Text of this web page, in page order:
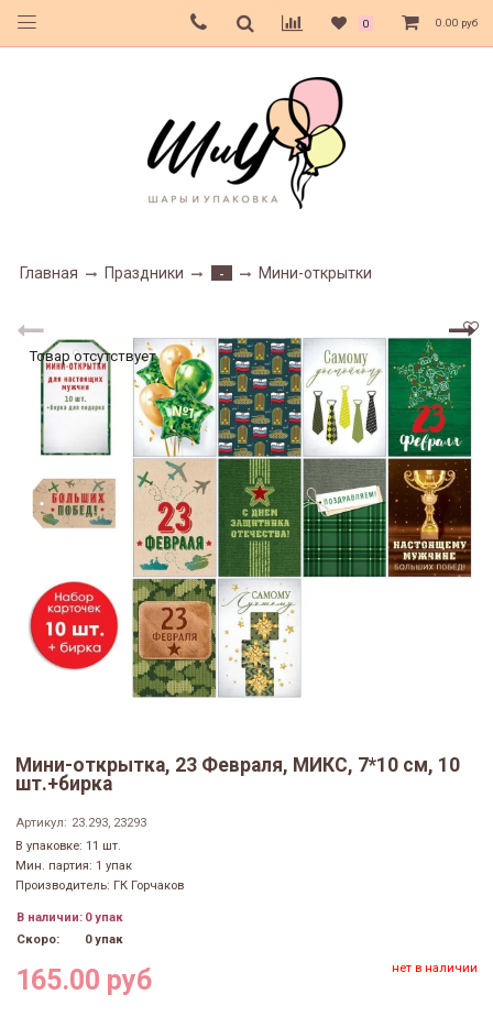
0 0.00 руб
Главная Праздники - Мини-открытки
Товар отсутствует
Мини-открытка, 23 Февраля, МИКС, 7*10 см, 10
шт.+бирка
Артикул: 23.293, 23293
В упаковке: 11 шт.
Мин. партия: 1 упак
Производитель: ГК Горчаков
В наличии: 0 упак
Скоро:
0 упак
165.00 руб нет в наличии